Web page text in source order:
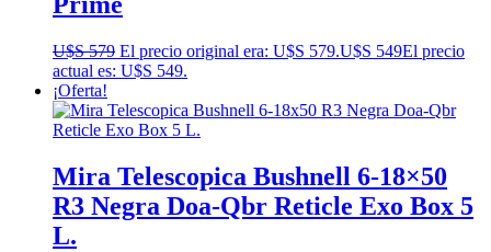
U$S579 El precio original era: U$S 579.U$S 549El precio
actual es: U$S 549.
¡Oferta!
Mira Telescopica Bushnell 6-18×50
R3 Negra Doa-Qbr Reticle Exo Box 5
L.